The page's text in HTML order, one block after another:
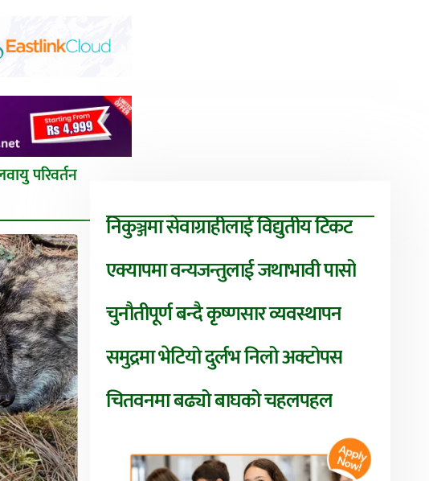
परिवर्तन
निकुञ्जमा सेवाग्राहीलाई विद्युतीय टिकट
एक्यापमा वन्यजन्तुलाई जथाभावी पासो
चुनौतीपूर्ण बन्दै कृष्णसार व्यवस्थापन
समुद्रमा भेटियो दुर्लभ निलो अक्टोपस
चितवनमा बढ्यो बाघको चहलपहल